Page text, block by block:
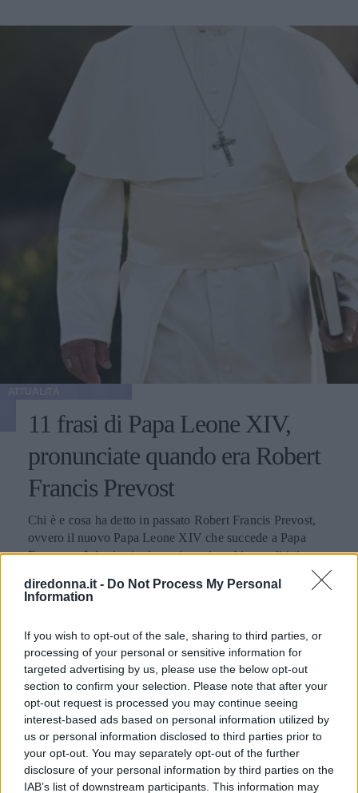
diredonna.it - Do Not Process My Personal
Information
If you wish to opt-out of the sale, sharing to third parties, or
processing of your personal or sensitive information for
targeted advertising by us, please use the below opt-out
section to confirm your selection. Please note that after your
opt-out request is processed you may continue seeing
interest-based ads based on personal information utilized by
us or personal information disclosed to third parties prior to
your opt-out. You may separately opt-out of the further
disclosure of your personal information by third parties on the
IAB’s list of downstream participants. This information may
11 frasi di Papa Leone XIV,
pronunciate quando era Robert
Francis Prevost
Chi è e cosa ha detto in passato Robert Francis Prevost,
ovvero il nuovo Papa Leone XIV che succede a Papa
Francesco I: le citazioni su migranti, ambiente, diritti e
PERDITA DURANGO